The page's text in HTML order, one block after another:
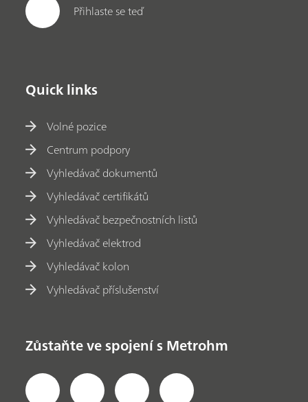
Přihlaste se teď
Quick links
Volné pozice
Centrum podpory
Vyhledávač dokumentů
Vyhledávač certifikátů
Vyhledávač bezpečnostních listů
Vyhledávač elektrod
Vyhledávač kolon
Vyhledávač příslušenství
Zůstaňte ve spojení s Metrohm